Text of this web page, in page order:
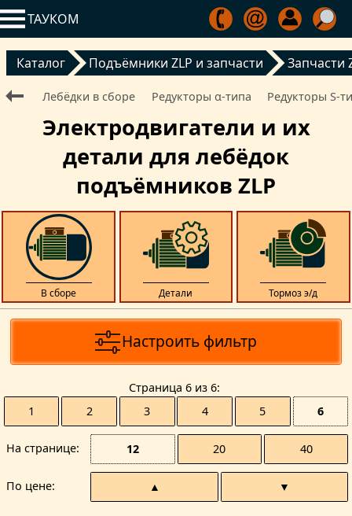
ТАУКОМ
Каталог Подъёмники ZLP и запчасти Запчасти
Лебёдки в сборе Редукторы α‑типа Редукторы
Электродвигатели и их
детали для лебёдок
подъёмников ZLP
Настроить фильтр
Страницa 6 из 6
1
2 3 4 5 6
На странице 12 20 40
По цене ▲ ▼
В сборе Детали Тормоз э/д